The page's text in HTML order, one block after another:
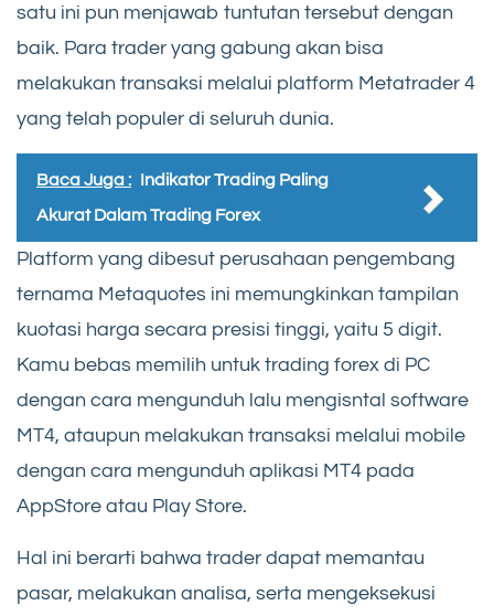
satu ini pun menjawab tuntutan tersebut dengan
baik. Para trader yang gabung akan bisa
melakukan transaksi melalui platform Metatrader 4
yang telah populer di seluruh dunia.
Baca Juga : Indikator Trading Paling
Akurat Dalam Trading Forex
Platform yang dibesut perusahaan pengembang
ternama Metaquotes ini memungkinkan tampilan
kuotasi harga secara presisi tinggi, yaitu 5 digit.
Kamu bebas memilih untuk trading forex di PC
dengan cara mengunduh lalu mengisntal software
MT4, ataupun melakukan transaksi melalui mobile
dengan cara mengunduh aplikasi MT4 pada
AppStore atau Play Store.
Hal ini berarti bahwa trader dapat memantau
pasar, melakukan analisa, serta mengeksekusi